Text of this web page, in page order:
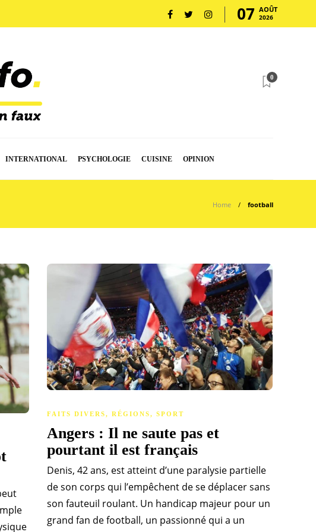
07 AOÛT
2026
0
INTERNATIONAL PSYCHOLOGIE CUISINE OPINION
Home football
FAITS DIVERS, RÉGIONS, SPORT
Angers : Il ne saute pas et
pourtant il est français
Denis, 42 ans, est atteint d’une paralysie partielle
de son corps qui l’empêchent de se déplacer sans
son fauteuil roulant. Un handicap majeur pour un
grand fan de football, un passionné qui a un